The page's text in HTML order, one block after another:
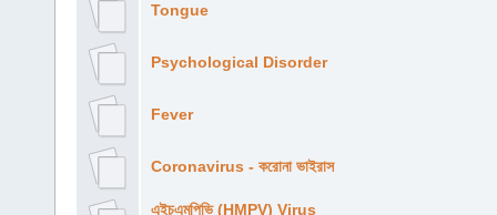
Tongue
Psychological Disorder
Fever
Coronavirus - করোনা ভাইরাস
এইচএমপিভি (HMPV) Virus